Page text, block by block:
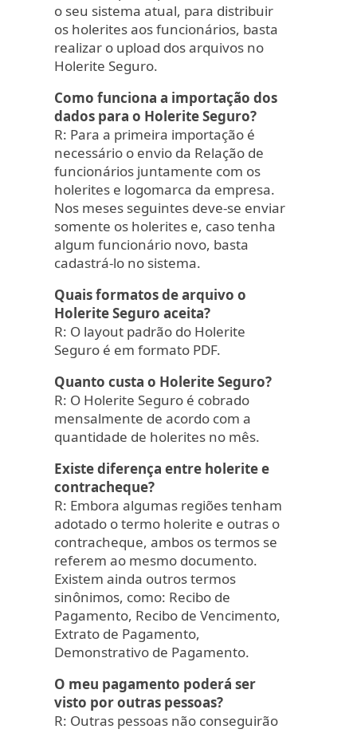
o seu sistema atual, para distribuir
os holerites aos funcionários, basta
realizar o upload dos arquivos no
Holerite Seguro.
Como funciona a importação dos
dados para o Holerite Seguro?
R: Para a primeira importação é
necessário o envio da Relação de
funcionários juntamente com os
holerites e logomarca da empresa.
Nos meses seguintes deve-se enviar
somente os holerites e, caso tenha
algum funcionário novo, basta
cadastrá-lo no sistema.
Quais formatos de arquivo o
Holerite Seguro aceita?
R: O layout padrão do Holerite
Seguro é em formato PDF.
Quanto custa o Holerite Seguro?
R: O Holerite Seguro é cobrado
mensalmente de acordo com a
quantidade de holerites no mês.
Existe diferença entre holerite e
contracheque?
R: Embora algumas regiões tenham
adotado o termo holerite e outras o
contracheque, ambos os termos se
referem ao mesmo documento.
Existem ainda outros termos
sinônimos, como: Recibo de
Pagamento, Recibo de Vencimento,
Extrato de Pagamento,
Demonstrativo de Pagamento.
O meu pagamento poderá ser
visto por outras pessoas?
R: Outras pessoas não conseguirão